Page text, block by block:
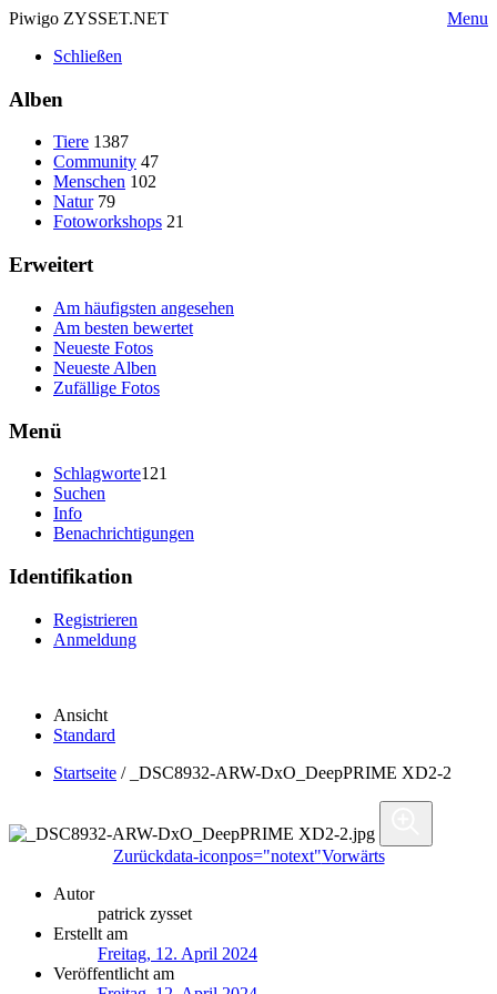
Piwigo ZYSSET.NET
Menu
Schließen
Alben
Tiere 1387
Community 47
Menschen 102
Natur 79
Fotoworkshops 21
Erweitert
Am häufigsten angesehen
Am besten bewertet
Neueste Fotos
Neueste Alben
Zufällige Fotos
Menü
Schlagworte121
Suchen
Info
Benachrichtigungen
Identifikation
Registrieren
Anmeldung
Ansicht
Standard
Startseite / _DSC8932-ARW-DxO_DeepPRIME XD2-2
Zurückdata-iconpos="notext"Vorwärts
Autor
patrick zysset
Erstellt am
Freitag, 12. April 2024
Veröffentlicht am